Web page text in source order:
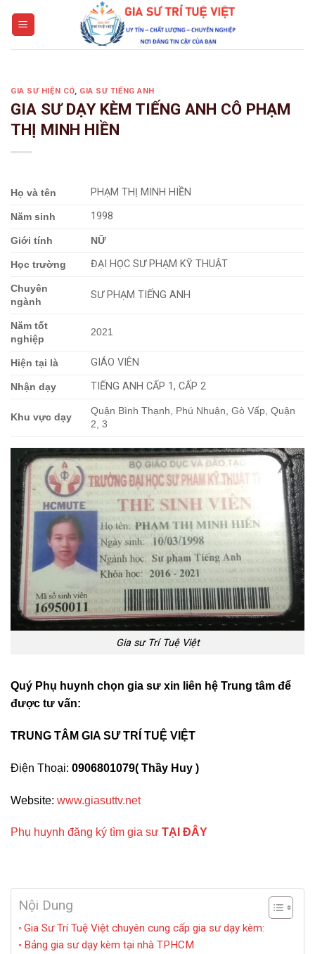
GIA SƯ HIỆN CÓ, GIA SƯ TIẾNG ANH
GIA SƯ DẠY KÈM TIẾNG ANH CÔ PHẠM
THỊ MINH HIỀN
Họ và tên PHẠM THỊ MINH HIỀN
Năm sinh 1998
Giới tính NỮ
Học trường ĐẠI HỌC SƯ PHẠM KỸ THUẬT
Chuyên
ngành
SƯ PHẠM TIẾNG ANH
Năm tốt
nghiệp
2021
Hiện tại là GIÁO VIÊN
Nhận dạy TIẾNG ANH CẤP 1, CẤP 2
Khu vực dạy
Quận Bình Thạnh, Phú Nhuận, Gò Vấp, Quận
2, 3
Gia sư Trí Tuệ Việt
Quý Phụ huynh chọn gia sư xin liên hệ Trung tâm để
được tư vấn:
TRUNG TÂM GIA SƯ TRÍ TUỆ VIỆT
Điện Thoại: 0906801079( Thầy Huy )
Website: www.giasuttv.net
Phụ huynh đăng ký tìm gia sư TẠI ĐÂY
Nội Dung
Gia Sư Trí Tuệ Việt chuyên cung cấp gia sư dạy kèm:
Bảng gia sư dạy kèm tại nhà TPHCM